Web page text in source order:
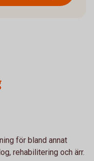
för bland annat
rehabilitering och ärr.